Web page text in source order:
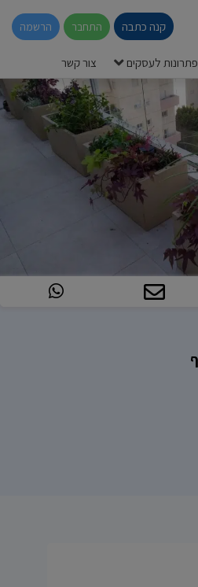
קנה כתבה התחבר הרשמה
פתרונות לעסקים צור קשר